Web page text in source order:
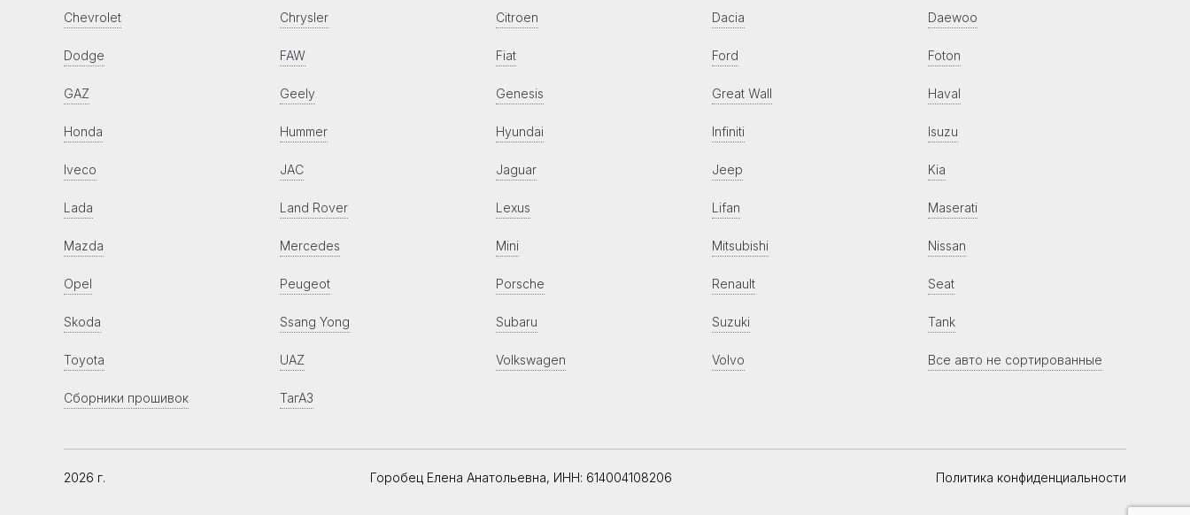
Chevrolet Chrysler Citroen Dacia Daewoo
Dodge FAW Fiat Ford Foton
GAZ Geely Genesis Great Wall Haval
Honda Hummer Hyundai Infiniti Isuzu
Iveco JAC Jaguar Jeep Kia
Lada Land Rover Lexus Lifan Maserati
Mazda Mercedes Mini Mitsubishi Nissan
Opel Peugeot Porsche Renault Seat
Skoda Ssang Yong Subaru Suzuki Tank
Toyota UAZ Volkswagen Volvo Все авто не сортированные
Сборники прошивок ТагАЗ
2026 г. Горобец Елена Анатольевна, ИНН: 614004108206 Политика конфиденциальности